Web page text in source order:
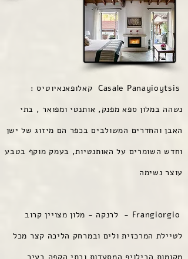
נשהה במלון ספא מפנק, אותנטי ומפואר , בתי
האבן והחדרים המשולבים בכפר הם מיזוג של ישן
וחדש השומרים על האותנטיות, בעמק מוקף בטבע
עוצר נשימה
Frangiorgio - לרנקה - מלון מצויין קרוב
לטיילת המרכזית ולים ובמרחק הליכה קצר מכל